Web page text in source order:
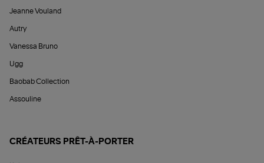
Jeanne Vouland
Autry
Vanessa Bruno
Ugg
Baobab Collection
Assouline
CRÉATEURS PRÊT-À-PORTER